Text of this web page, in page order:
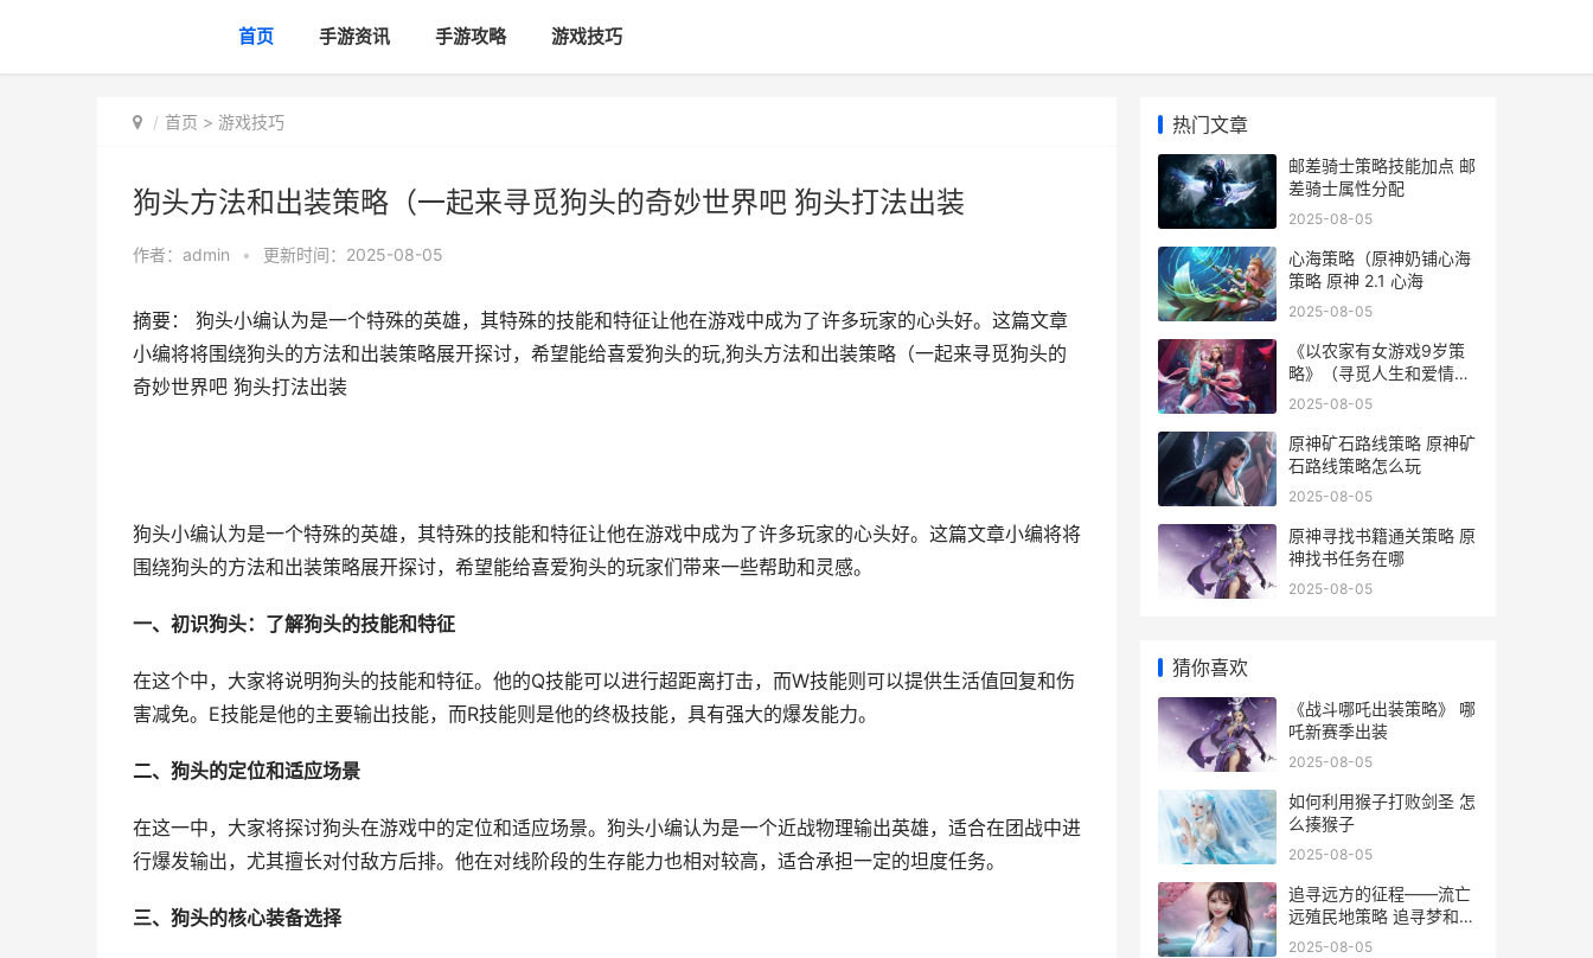
首页 手游资讯 手游攻略 游戏技巧
首页 > 游戏技巧
狗头方法和出装策略（一起来寻觅狗头的奇妙世界吧 狗头打法出装
作者： admin • 更新时间：2025-08-05
摘要： 狗头小编认为是一个特殊的英雄，其特殊的技能和特征让他在游戏中成为了许多玩家的心头好。这篇文章
小编将将围绕狗头的方法和出装策略展开探讨，希望能给喜爱狗头的玩,狗头方法和出装策略（一起来寻觅狗头的
奇妙世界吧 狗头打法出装
狗头小编认为是一个特殊的英雄，其特殊的技能和特征让他在游戏中成为了许多玩家的心头好。这篇文章小编将将
围绕狗头的方法和出装策略展开探讨，希望能给喜爱狗头的玩家们带来一些帮助和灵感。
一、初识狗头：了解狗头的技能和特征
在这个中，大家将说明狗头的技能和特征。他的Q技能可以进行超距离打击，而W技能则可以提供生活值回复和伤
害减免。E技能是他的主要输出技能，而R技能则是他的终极技能，具有强大的爆发能力。
二、狗头的定位和适应场景
在这一中，大家将探讨狗头在游戏中的定位和适应场景。狗头小编认为是一个近战物理输出英雄，适合在团战中进
行爆发输出，尤其擅长对付敌方后排。他在对线阶段的生存能力也相对较高，适合承担一定的坦度任务。
三、狗头的核心装备选择
热门文章
邮差骑士策略技能加点 邮
差骑士属性分配
2025-08-05
心海策略（原神奶铺心海
策略 原神 2.1 心海
2025-08-05
《以农家有女游戏9岁策
略》（寻觅人生和爱情的
奇妙冒险 农家有女来种田
2025-08-05
原神矿石路线策略 原神矿
石路线策略怎么玩
2025-08-05
原神寻找书籍通关策略 原
神找书任务在哪
2025-08-05
猜你喜欢
《战斗哪吒出装策略》 哪
吒新赛季出装
2025-08-05
如何利用猴子打败剑圣 怎
么揍猴子
2025-08-05
追寻远方的征程——流亡
远殖民地策略 追寻梦和远
方
2025-08-05